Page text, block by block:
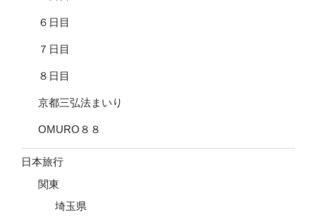
６日目
７日目
８日目
京都三弘法まいり
OMURO８８
日本旅行
関東
埼玉県